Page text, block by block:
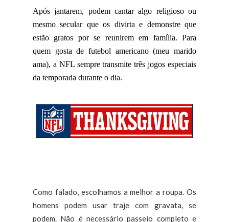
Após jantarem, podem cantar algo religioso ou
mesmo secular que os divirta e demonstre que
estão gratos por se reunirem em família. Para
quem gosta de futebol americano (meu marido
ama), a NFL sempre transmite três jogos especiais
da temporada durante o dia.
Como falado, escolhamos a melhor a roupa. Os
homens podem usar traje com gravata, se
podem. Não é necessário passeio completo e